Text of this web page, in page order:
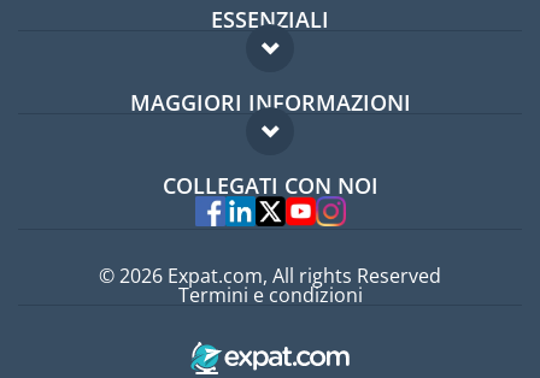
ESSENZIALI
Forum per expat
Guida per expat
MAGGIORI INFORMAZIONI
Domande frequenti
Esperti
COLLEGATI CON NOI
© 2026 Expat.com, All rights Reserved
Termini e condizioni